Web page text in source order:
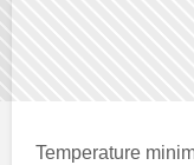
Temperature